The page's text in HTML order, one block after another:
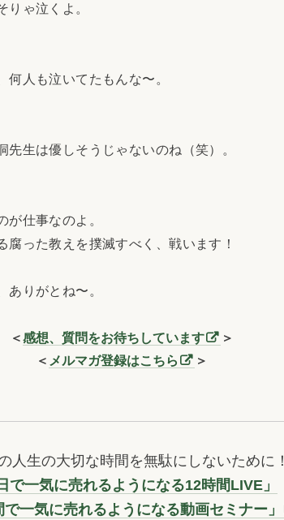
ゃ泣くよ。
人も泣いてたもんな〜。
生は優しそうじゃないのね（笑）。
仕事なのよ。
った教えを撲滅すべく、戦います！
りがとね〜。
＜感想、質問をお待ちしています
＞
＜ メルマガ登録はこちら ＞
人生の大切な時間を無駄にしないために！
で一気に売れるようになる12時間LIVE」
で一気に売れるようになる動画セミナー」